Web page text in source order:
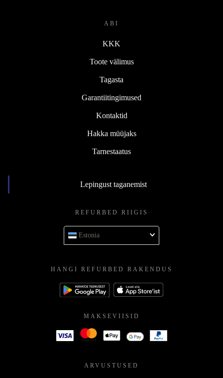
ABI
KKK
Toote välimus
Tagasta
Garantiitingimused
Kontaktid
Hakka müüjaks
Tarnestaatus
Lepingust taganemist
REFURBED RIIGIS
Estonia
HANGI REFURBED RAKENDUS
MAKSEVIISID
ARVUSTUSED